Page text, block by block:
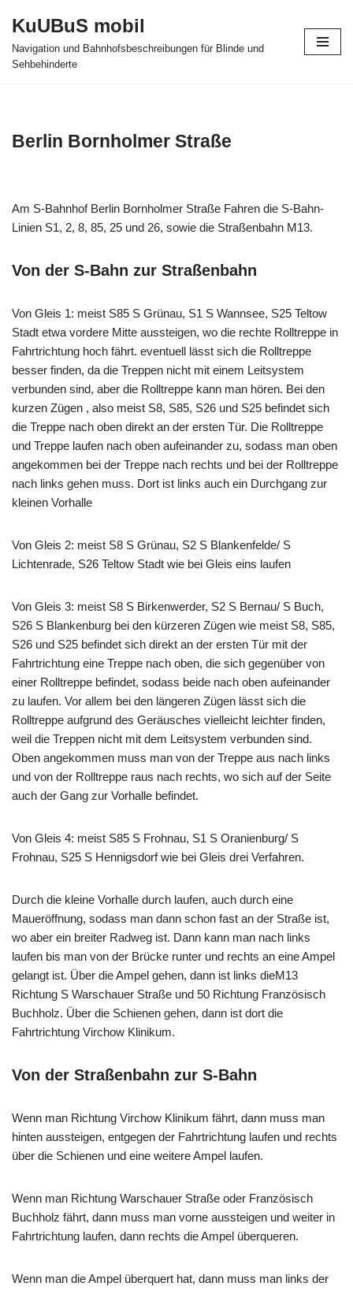
Zum
Inhalt
KuUBuS mobil
Navigation und Bahnhofsbeschreibungen für Blinde und
Sehbehinderte
Berlin Bornholmer Straße
Am S-Bahnhof Berlin Bornholmer Straße Fahren die S-Bahn-
Linien S1, 2, 8, 85, 25 und 26, sowie die Straßenbahn M13.
Von der S-Bahn zur Straßenbahn
Von Gleis 1: meist S85 S Grünau, S1 S Wannsee, S25 Teltow
Stadt etwa vordere Mitte aussteigen, wo die rechte Rolltreppe in
Fahrtrichtung hoch fährt. eventuell lässt sich die Rolltreppe
besser finden, da die Treppen nicht mit einem Leitsystem
verbunden sind, aber die Rolltreppe kann man hören. Bei den
kurzen Zügen , also meist S8, S85, S26 und S25 befindet sich
die Treppe nach oben direkt an der ersten Tür. Die Rolltreppe
und Treppe laufen nach oben aufeinander zu, sodass man oben
angekommen bei der Treppe nach rechts und bei der Rolltreppe
nach links gehen muss. Dort ist links auch ein Durchgang zur
kleinen Vorhalle
Von Gleis 2: meist S8 S Grünau, S2 S Blankenfelde/ S
Lichtenrade, S26 Teltow Stadt wie bei Gleis eins laufen
Von Gleis 3: meist S8 S Birkenwerder, S2 S Bernau/ S Buch,
S26 S Blankenburg bei den kürzeren Zügen wie meist S8, S85,
S26 und S25 befindet sich direkt an der ersten Tür mit der
Fahrtrichtung eine Treppe nach oben, die sich gegenüber von
einer Rolltreppe befindet, sodass beide nach oben aufeinander
zu laufen. Vor allem bei den längeren Zügen lässt sich die
Rolltreppe aufgrund des Geräusches vielleicht leichter finden,
weil die Treppen nicht mit dem Leitsystem verbunden sind.
Oben angekommen muss man von der Treppe aus nach links
und von der Rolltreppe raus nach rechts, wo sich auf der Seite
auch der Gang zur Vorhalle befindet.
Von Gleis 4: meist S85 S Frohnau, S1 S Oranienburg/ S
Frohnau, S25 S Hennigsdorf wie bei Gleis drei Verfahren.
Durch die kleine Vorhalle durch laufen, auch durch eine
Maueröffnung, sodass man dann schon fast an der Straße ist,
wo aber ein breiter Radweg ist. Dann kann man nach links
laufen bis man von der Brücke runter und rechts an eine Ampel
gelangt ist. Über die Ampel gehen, dann ist links dieM13
Richtung S Warschauer Straße und 50 Richtung Französisch
Buchholz. Über die Schienen gehen, dann ist dort die
Fahrtrichtung Virchow Klinikum.
Von der Straßenbahn zur S-Bahn
Wenn man Richtung Virchow Klinikum fährt, dann muss man
hinten aussteigen, entgegen der Fahrtrichtung laufen und rechts
über die Schienen und eine weitere Ampel laufen.
Wenn man Richtung Warschauer Straße oder Französisch
Buchholz fährt, dann muss man vorne aussteigen und weiter in
Fahrtrichtung laufen, dann rechts die Ampel überqueren.
Wenn man die Ampel überquert hat, dann muss man links der